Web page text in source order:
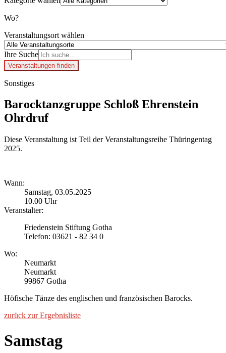
Wo?
Veranstaltungsort wählen
Ihre Suche
Veranstaltungen finden
Sonstiges
Barocktanzgruppe Schloß Ehrenstein
Ohrdruf
Diese Veranstaltung ist Teil der Veranstaltungsreihe Thüringentag
2025.
Wann:
Samstag, 03.05.2025
10.00 Uhr
Veranstalter:
Friedenstein Stiftung Gotha
Telefon: 03621 - 82 34 0
Wo:
Neumarkt
Neumarkt
99867 Gotha
Höfische Tänze des englischen und französischen Barocks.
zurück zur Ergebnisliste
Samstag